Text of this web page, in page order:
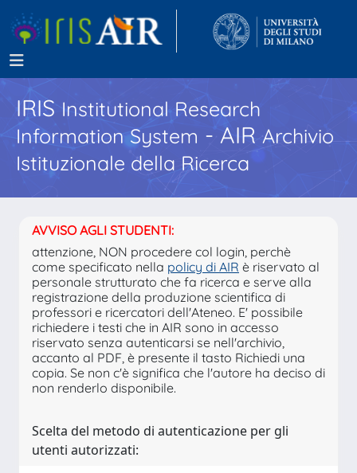
IRISInstitutional Research
Information System - AIR Archivio
Istituzionale della Ricerca
AVVISO AGLI STUDENTI:
attenzione, NON procedere col login, perchè
come specificato nella policy di AIR è riservato al
personale strutturato che fa ricerca e serve alla
registrazione della produzione scientifica di
professori e ricercatori dell'Ateneo. E' possibile
richiedere i testi che in AIR sono in accesso
riservato senza autenticarsi se nell'archivio,
accanto al PDF, è presente il tasto Richiedi una
copia. Se non c'è significa che l'autore ha deciso di
non renderlo disponibile.
Scelta del metodo di autenticazione per gli
utenti autorizzati: